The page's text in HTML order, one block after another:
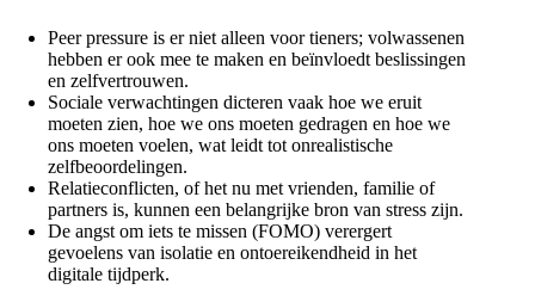
Peer pressure is er niet alleen voor tieners; volwassenen
hebben er ook mee te maken en beïnvloedt beslissingen
en zelfvertrouwen.
Sociale verwachtingen dicteren vaak hoe we eruit
moeten zien, hoe we ons moeten gedragen en hoe we
ons moeten voelen, wat leidt tot onrealistische
zelfbeoordelingen.
Relatieconflicten, of het nu met vrienden, familie of
partners is, kunnen een belangrijke bron van stress zijn.
De angst om iets te missen (FOMO) verergert
gevoelens van isolatie en ontoereikendheid in het
digitale tijdperk.